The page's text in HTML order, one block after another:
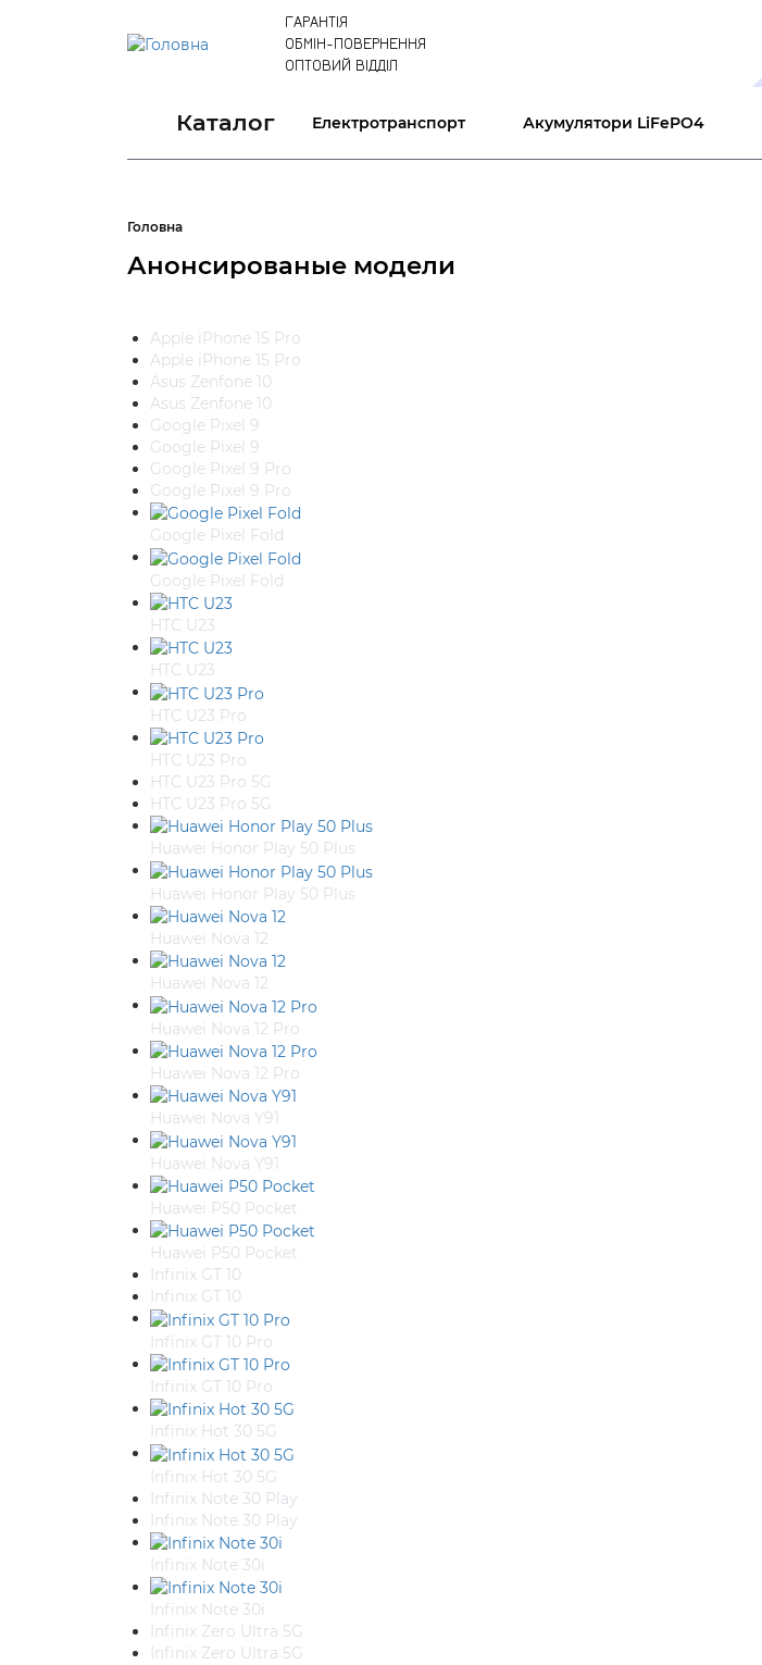
ГАРАНТІЯ
ОБМІН-ПОВЕРНЕННЯ
ОПТОВИЙ ВІДДІЛ
Каталог Електротранспорт Акумулятори LiFePO4
Головна
Анонсированые модели
Apple iPhone 15 Pro
Apple iPhone 15 Pro
Asus Zenfone 10
Asus Zenfone 10
Google Pixel 9
Google Pixel 9
Google Pixel 9 Pro
Google Pixel 9 Pro
Google Pixel Fold
Google Pixel Fold
HTC U23
HTC U23
HTC U23 Pro
HTC U23 Pro
HTC U23 Pro 5G
HTC U23 Pro 5G
Huawei Honor Play 50 Plus
Huawei Honor Play 50 Plus
Huawei Nova 12
Huawei Nova 12
Huawei Nova 12 Pro
Huawei Nova 12 Pro
Huawei Nova Y91
Huawei Nova Y91
Huawei P50 Pocket
Huawei P50 Pocket
Infinix GT 10
Infinix GT 10
Infinix GT 10 Pro
Infinix GT 10 Pro
Infinix Hot 30 5G
Infinix Hot 30 5G
Infinix Note 30 Play
Infinix Note 30 Play
Infinix Note 30i
Infinix Note 30i
Infinix Zero Ultra 5G
Infinix Zero Ultra 5G